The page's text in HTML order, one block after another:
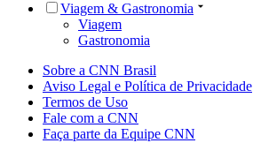
Viagem & Gastronomia
Viagem
Gastronomia
Sobre a CNN Brasil
Aviso Legal e Política de Privacidade
Termos de Uso
Fale com a CNN
Faça parte da Equipe CNN